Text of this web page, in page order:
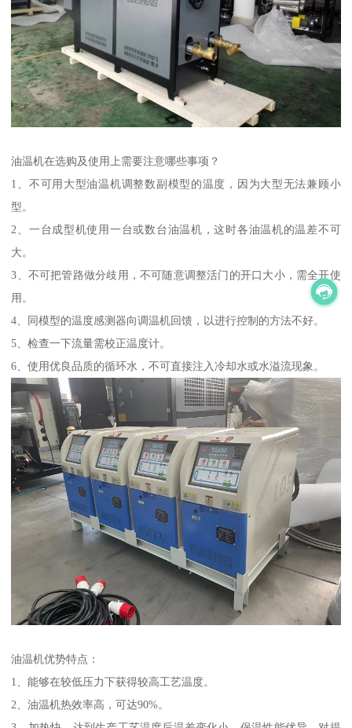
油温机在选购及使用上需要注意哪些事项？
1、不可用大型油温机调整数副模型的温度，因为大型无法兼顾小
型。
2、一台成型机使用一台或数台油温机，这时各油温机的温差不可
大。
3、不可把管路做分歧用，不可随意调整活门的开口大小，需全开使
用。
4、同模型的温度感测器向调温机回馈，以进行控制的方法不好。
5、检查一下流量需校正温度计。
6、使用优良品质的循环水，不可直接注入冷却水或水溢流现象。
油温机优势特点：
1、能够在较低压力下获得较高工艺温度。
2、油温机热效率高，可达90%。